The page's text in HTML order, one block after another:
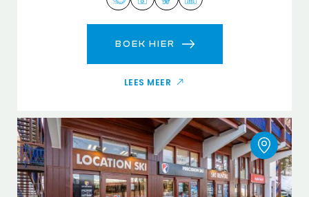
BOEK HIER
LEES MEER